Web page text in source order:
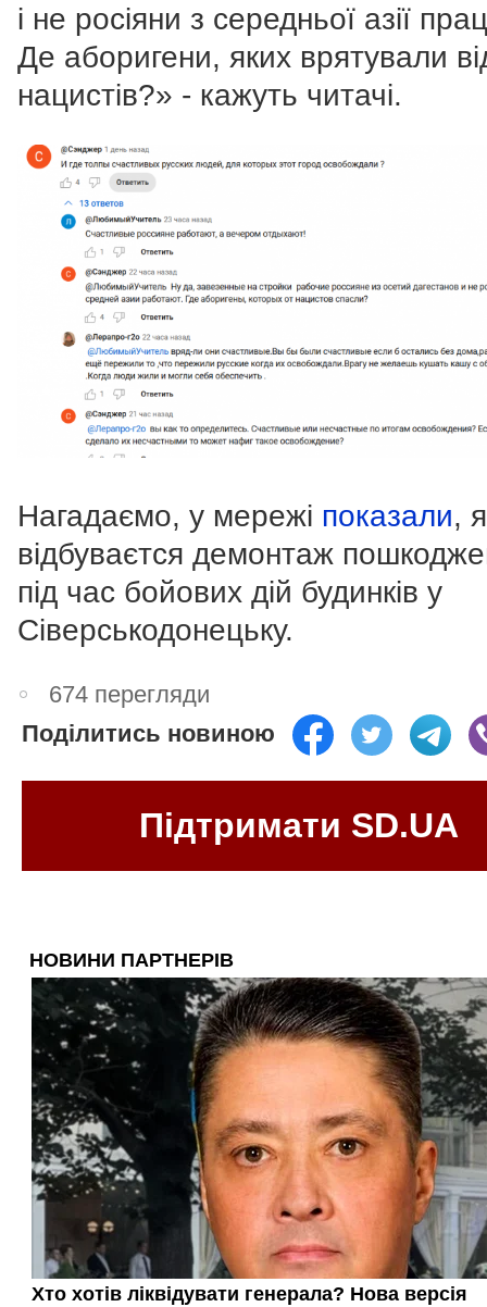
і не росіяни з середньої азії
Де аборигени, яких врятували
нацистів?» - кажуть читачі.
Нагадаємо, у мережі показали,
відбуваєтся демонтаж
під час бойових дій будинків у
Сіверськодонецьку.
674 перегляди
Поділитись новиною
Підтримати SD.UA